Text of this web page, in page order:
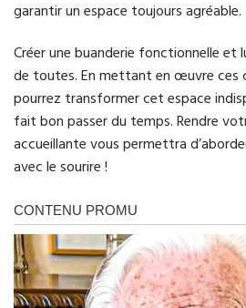
garantir un espace toujours agréable.
Créer une buanderie fonctionnelle et
de toutes. En mettant en œuvre ces
pourrez transformer cet espace
fait bon passer du temps. Rendre
accueillante vous permettra
avec le sourire !